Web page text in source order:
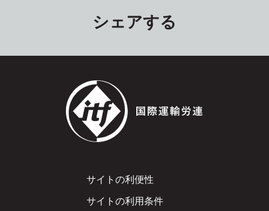
シェアする
Footer
サイトの利便性
サイトの利用条件